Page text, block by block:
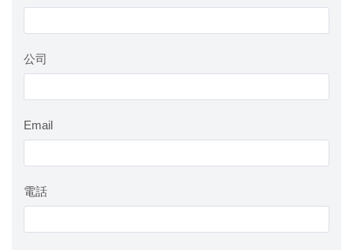
公司
Email
電話